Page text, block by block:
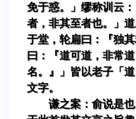
免于惑。」缪称训云
者，非其至者也。」
于堂，轮扁曰：『独
曰：『道可道，非常
名。』」皆以老子「
文字。
谦之案：俞说是